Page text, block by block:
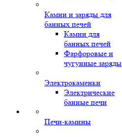
Камни и заряды для
банных печей
Камни для
банных печей
Фарфоровые и
чугунные заряды
Электрокаменки
Электрические
банные печи
Печи-камины